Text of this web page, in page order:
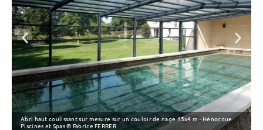
Abri haut coulissant sur mesure sur un couloir de nage 15x4 m - Hénocque
Piscines et Spas © Fabrice FERRER